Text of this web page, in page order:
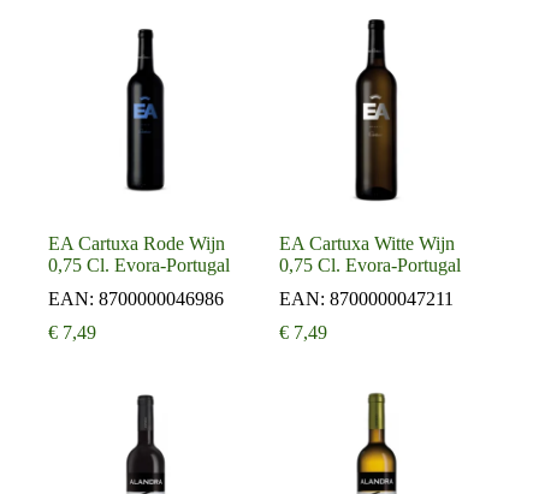
EA Cartuxa Rode Wijn
0,75 Cl. Evora-Portugal
EAN: 8700000046986
€ 7,49
EA Cartuxa Witte Wijn
0,75 Cl. Evora-Portugal
EAN:8700000047211
€ 7,49